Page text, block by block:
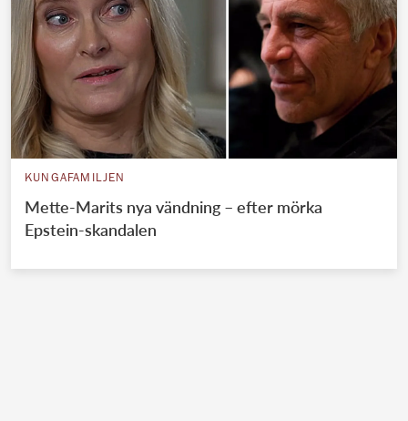
KUNGAFAMILJEN
Mette-Marits nya vändning – efter mörka
Epstein-skandalen